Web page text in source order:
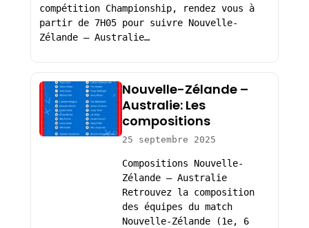
compétition Championship, rendez vous à
partir de 7H05 pour suivre Nouvelle-
Zélande – Australie…
Nouvelle-Zélande –
Australie: Les
compositions
25 septembre 2025
Compositions Nouvelle-
Zélande – Australie
Retrouvez la composition
des équipes du match
Nouvelle-Zélande (1e, 6